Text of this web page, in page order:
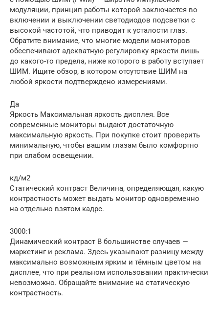
модуляции, принцип работы которой заключается во
включении и выключении светодиодов подсветки с
высокой частотой, что приводит к усталости глаз.
Обратите внимание, что многие модели мониторов
обеспечивают адекватную регулировку яркости лишь
до какого-то предела, ниже которого в работу вступает
ШИМ. Ищите обзор, в котором отсутствие ШИМ на
любой яркости подтверждено измерениями.
Да
Яркость Максимальная яркость дисплея. Все
современные мониторы выдают достаточную
максимальную яркость. При покупке стоит проверить
минимальную, чтобы вашим глазам было комфортно
при слабом освещении.
кд/м2
Статический контраст Величина, определяющая, какую
контрастность может выдать монитор одновременно
на отдельно взятом кадре.
3000:1
Динамический контраст В большинстве случаев —
маркетинг и реклама. Здесь указывают разницу между
максимально возможным ярким и тёмным цветом на
дисплее, что при реальном использовании практически
невозможно. Обращайте внимание на статическую
контрастность.